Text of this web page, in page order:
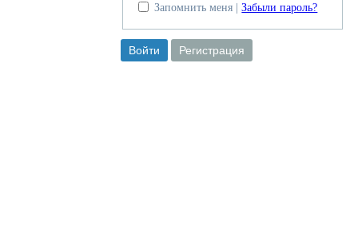
Запомнить меня Забыли пароль?